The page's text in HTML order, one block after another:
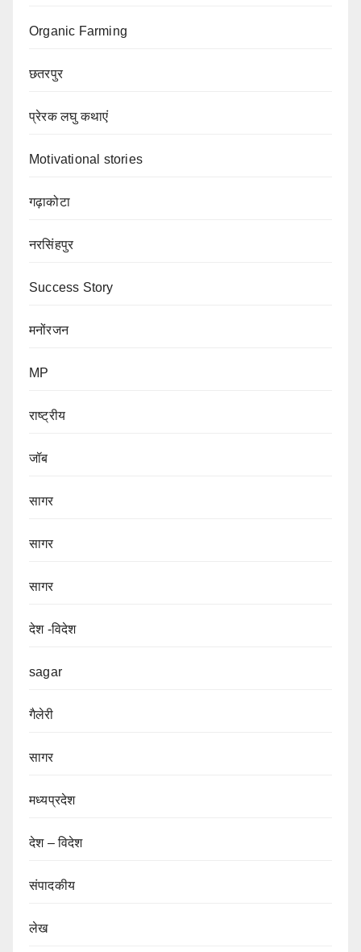
Organic Farming
छतरपुर
प्रेरक लघु कथाएं
Motivational stories
गढ़ाकोटा
नरसिंहपुर
Success Story
मनोंरजन
MP
राष्ट्रीय
जॉब
सागर
सागर
सागर
देश -विदेश
sagar
गैलेरी
सागर
मध्यप्रदेश
देश – विदेश
संपादकीय
लेख